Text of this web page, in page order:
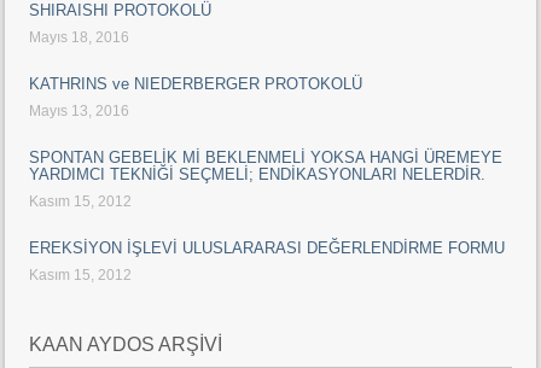
SHIRAISHI PROTOKOLÜ
Mayıs 18, 2016
KATHRINS ve NIEDERBERGER PROTOKOLÜ
Mayıs 13, 2016
SPONTAN GEBELİK Mİ BEKLENMELİ YOKSA HANGİ ÜREMEYE
YARDIMCI TEKNİĞİ SEÇMELİ; ENDİKASYONLARI NELERDİR.
Kasım 15, 2012
EREKSİYON İŞLEVİ ULUSLARARASI DEĞERLENDİRME FORMU
Kasım 15, 2012
KAAN AYDOS ARŞİVİ